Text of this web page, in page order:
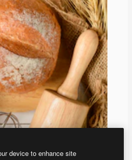
device to enhance site